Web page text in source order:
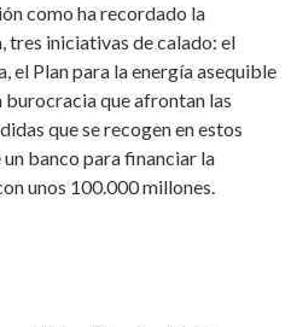
como ha recordado la
tres iniciativas de calado: el
el Plan para la energía asequible
que afrontan las
que se recogen en estos
banco para financiar la
unos 100.000 millones.